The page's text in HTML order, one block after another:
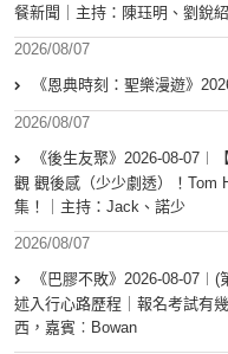
餐新聞｜主持：陳珏明、劉銳紹
2026/08/07
《恩典時刻：聖樂漫遊》
2026/08/07
《後生友聚》2026-08-07︱
觀 觀後感（少少劇透）！Tom
集！｜主持：Jack、諾少
2026/08/07
《巴膠不敗》2026-08-
述入行心路歷程｜報名考試有
西，嘉賓︰Bowan